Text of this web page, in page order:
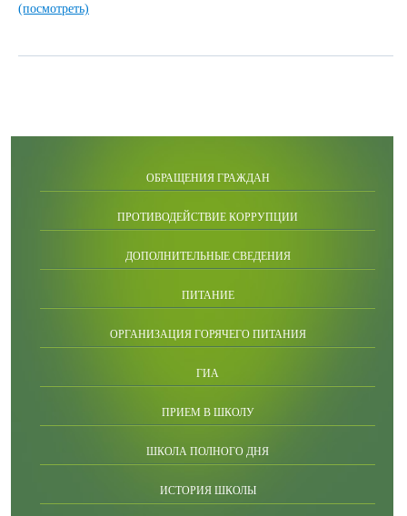
(посмотреть)
ОБРАЩЕНИЯ ГРАЖДАН
ПРОТИВОДЕЙСТВИЕ КОРРУПЦИИ
ДОПОЛНИТЕЛЬНЫЕ СВЕДЕНИЯ
ПИТАНИЕ
ОРГАНИЗАЦИЯ ГОРЯЧЕГО ПИТАНИЯ
ГИА
ПРИЕМ В ШКОЛУ
ШКОЛА ПОЛНОГО ДНЯ
ИСТОРИЯ ШКОЛЫ